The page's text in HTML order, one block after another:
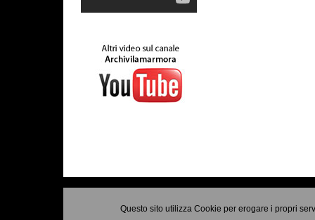
Questo sito utilizza Cookie per erogare i propri